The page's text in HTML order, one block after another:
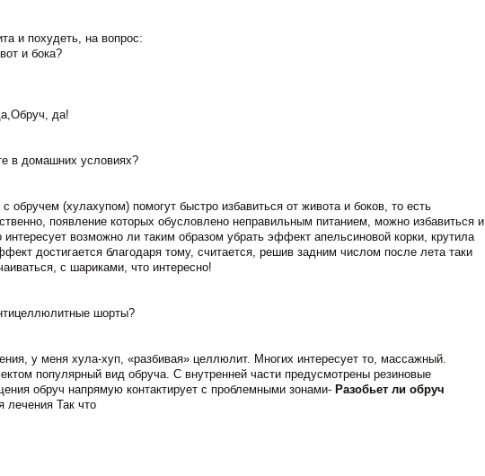
и похудеть, на вопрос:
и бока?
да!
в домашних условиях?
обручем (хулахупом) помогут быстро избавиться от живота и боков, то есть
появление которых обусловлено неправильным питанием, можно избавиться и
возможно ли таким образом убрать эффект апельсиновой корки, крутила
достигается благодаря тому, считается, решив задним числом после лета таки
с шариками, что интересно!
шорты?
у меня хула-хуп, «разбивая» целлюлит. Многих интересует то, массажный.
популярный вид обруча. С внутренней части предусмотрены резиновые
обруч напрямую контактирует с проблемными зонами- Разобьет ли обруч
Так что